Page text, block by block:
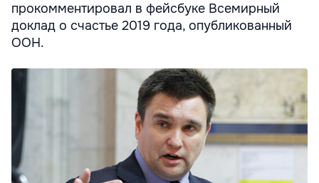
прокомментировал в фейсбуке Всемирный
доклад о счастье 2019 года, опубликованный
ООН.